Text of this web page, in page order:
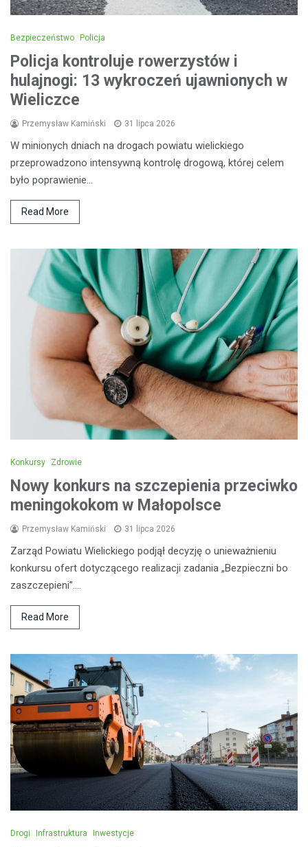
Bezpieczeństwo Policja
Policja kontroluje rowerzystów i
hulajnogi: 13 wykroczeń ujawnionych w
Wieliczce
Przemysław Kamiński 31 lipca 2026
W minionych dniach na drogach powiatu wielickiego
przeprowadzono intensywną kontrolę drogową, której celem
było poprawienie…
Read More
Konkursy Zdrowie
Nowy konkurs na szczepienia przeciwko
meningokokom w Małopolsce
Przemysław Kamiński 31 lipca 2026
Zarząd Powiatu Wielickiego podjął decyzję o unieważnieniu
konkursu ofert dotyczącego realizacji zadania „Bezpieczni bo
zaszczepieni”.…
Read More
Drogi Infrastruktura Inwestycje